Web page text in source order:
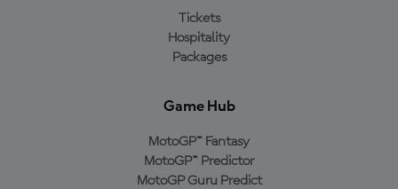
Tickets
Hospitality
Packages
Game Hub
MotoGP™ Fantasy
MotoGP™ Predictor
MotoGP Guru Predict